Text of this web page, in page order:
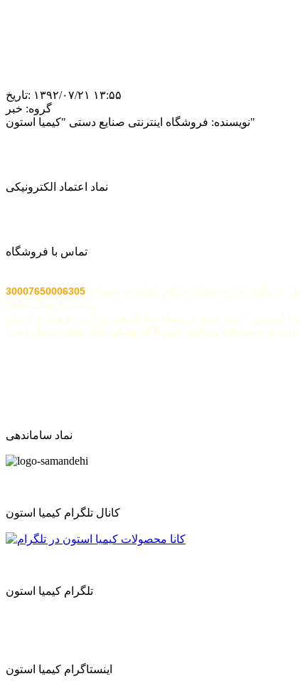
تاریخ: ‎۱۳۹۲/۰۷/۲۱ ۱۳:۵۵
گروه: خبر
نویسنده:فروشگاه اینترنتی صنایع دستی "کیمیا استون"
نماد اعتماد الکترونیکی
تماس با فروشگاه
ویا به سامانه پیام کوتاه به شماره 30007650006305
استون " ثبت شده در ستاد ساماندهی وزارت فرهنگ و ارشاد
و به سامانه پرداخت امن الکترونیکی بانک ملت
نماد ساماندهی
کانال تلگرام کیمیا استون
تلگرام کیمیا استون
اینستاگرام کیمیا استون